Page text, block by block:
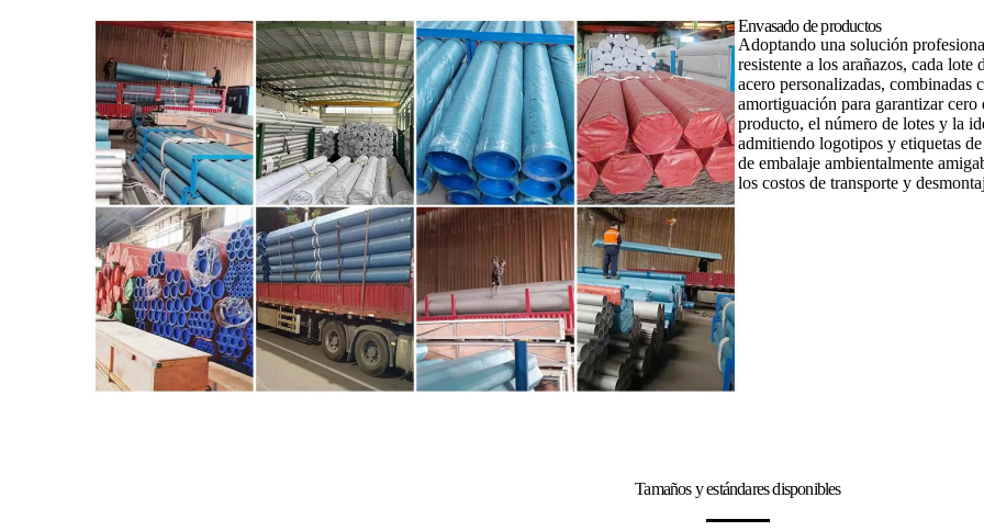
Envasado de productos
Adoptando una solución
resistente a los arañazos, cada
acero personalizadas,
amortiguación para garantizar
producto, el número de lotes y la
admitiendo logotipos y etiquetas
de embalaje ambientalmente
los costos de transporte y
Tamaños y estándares disponibles